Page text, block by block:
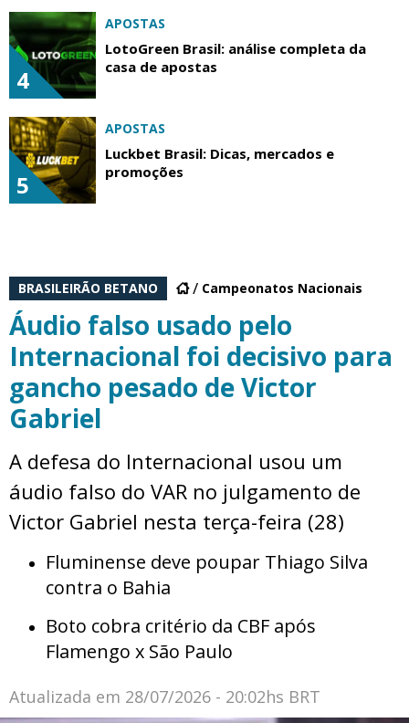
4
APOSTAS
LotoGreen Brasil: análise completa da
casa de apostas
5
APOSTAS
Luckbet Brasil: Dicas, mercados e
promoções
BRASILEIRÃO BETANO Campeonatos Nacionais
Áudio falso usado pelo
Internacional foi decisivo para
gancho pesado de Victor
Gabriel
A defesa do Internacional usou um
áudio falso do VAR no julgamento de
Victor Gabriel nesta terça-feira (28)
Fluminense deve poupar Thiago Silva
contra o Bahia
Boto cobra critério da CBF após
Flamengo x São Paulo
Atualizada em 28/07/2026 - 20:02hs BRT